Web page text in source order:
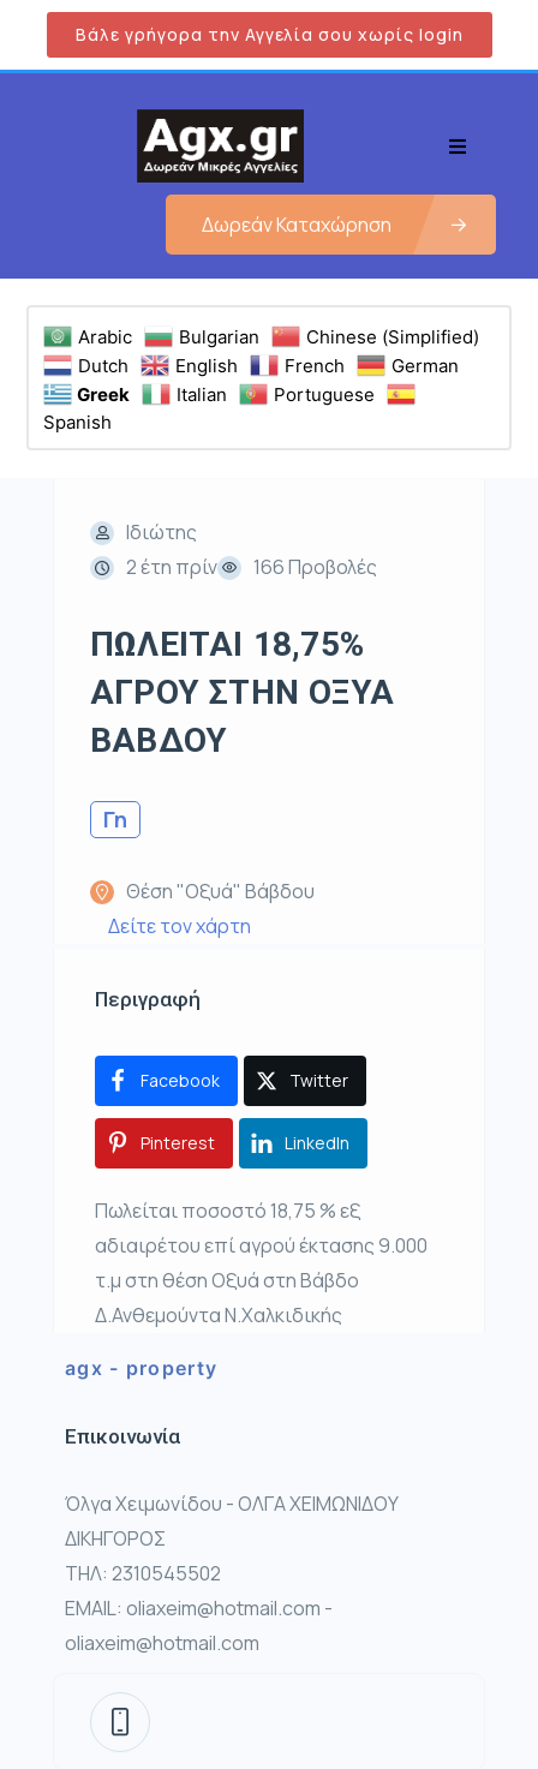
Βάλε γρήγορα την Αγγελία σου χωρίς login
Δωρεάν Καταχώρηση
Arabic Bulgarian
Chinese (Simplified)
Dutch
English French
German
Greek
Italian
Portuguese
Spanish
Ιδιώτης
2 έτη πρίν
166 Προβολές
ΠΩΛΕΙΤΑΙ 18,75%
ΑΓΡΟΥ ΣΤΗΝ ΟΞΥΑ
ΒΑΒΔΟΥ
Γη
Θέση "Οξυά" Βάβδου
Δείτε τον χάρτη
Περιγραφή
Facebook Twitter
Pinterest LinkedIn
Πωλείται ποσοστό 18,75 % εξ
αδιαιρέτου επί αγρού έκτασης 9.000
τ.μ στη θέση Οξυά στη Βάβδο
Δ.Ανθεμούντα Ν.Χαλκιδικής
agx - property
Επικοινωνία
Όλγα Χειμωνίδου - ΟΛΓΑ ΧΕΙΜΩΝΙΔΟΥ
ΔΙΚΗΓΟΡΟΣ
ΤΗΛ: 2310545502
EMAIL: oliaxeim@hotmail.com -
oliaxeim@hotmail.com